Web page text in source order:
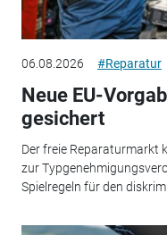
06.08.2026 #Reparatur
Neue EU-
gesichert
Der freie Reparaturmarkt
zur
Spielregeln für den